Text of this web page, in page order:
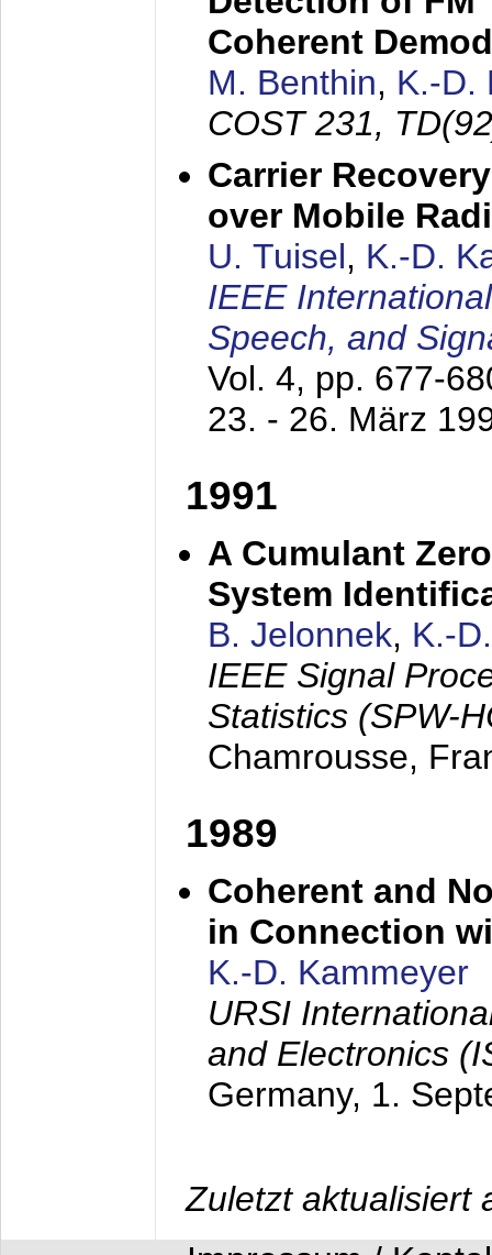
Coherent
M. Benthin, K.-D.
COST 231,
Carrier
over Mobile
U. Tuisel, K.-D.
IEEE
Speech, and
Vol. 4, pp. 677-
23. - 26. März
1991
A Cumulant
System
B. Jelonnek, K.-
IEEE Signal
Statistics (SPW-
Chamrousse,
1989
Coherent and
in Connection
K.-D. Kammeyer
URSI
and Electronics
Germany, 1.
Zuletzt aktualisiert